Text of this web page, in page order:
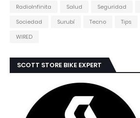
RadioInfinita
Salud Seguridad
Sociedad
Surubí Tecno Tips
WIRED
SCOTT STORE BIKE EXPERT